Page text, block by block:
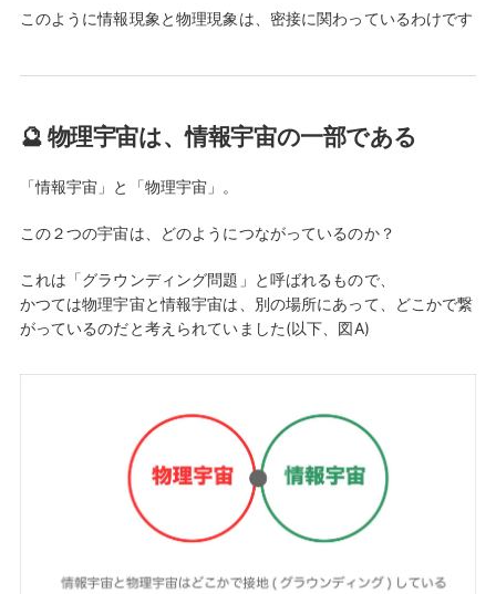
このように情報現象と物理現象は、密接に関わっているわけです
🔮 物理宇宙は、情報宇宙の一部である
「情報宇宙」と「物理宇宙」。
この２つの宇宙は、どのようにつながっているのか？
これは「グラウンディング問題」と呼ばれるもので、
かつては物理宇宙と情報宇宙は、別の場所にあって、どこかで繋
がっているのだと考えられていました(以下、図A)